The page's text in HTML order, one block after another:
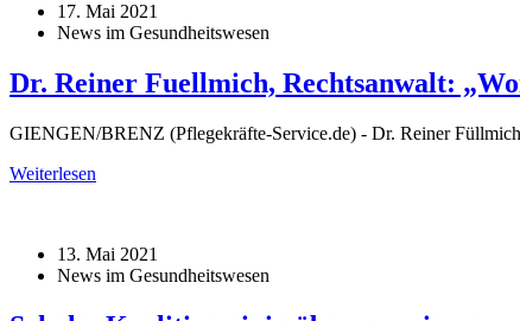
17. Mai 2021
News im Gesundheitswesen
Dr. Reiner Fuellmich, Rechtsanwalt:
GIENGEN/BRENZ (Pflegekräfte-Service.de) - Dr. Reiner
Weiterlesen
13. Mai 2021
News im Gesundheitswesen